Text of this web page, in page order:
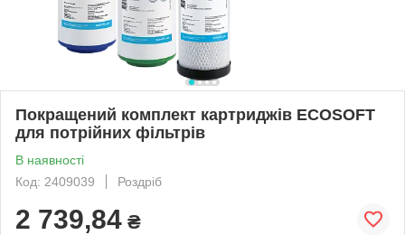
Покращений комплект картриджів ECOSOFT
для потрійних фільтрів
В наявності
Код: 2409039
Роздріб
2 739,84 ₴